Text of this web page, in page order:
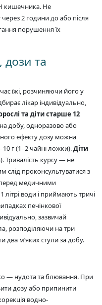
кишечника. Не
2 години до або після
порушення їх
дози та
їжі, розчиняючи його у
лікар індивідуально,
та діти старше 12
добу, одноразово або
ефекту дозу можна
г (1–2 чайні ложки).Діти
Тривалість курсу — не
слід проконсультуватися з
медичними
води і приймають тричі
печінкової
зазвичай
розподіляючи на три
два м’яких стули за добу.
— нудота та блювання. При
дозу або припинити
водно-